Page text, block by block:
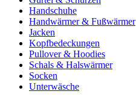
Handschuhe
Handwärmer & Fußwärmer
Jacken
Kopfbedeckungen
Pullover & Hoodies
Schals & Halswärmer
Socken
Unterwäsche